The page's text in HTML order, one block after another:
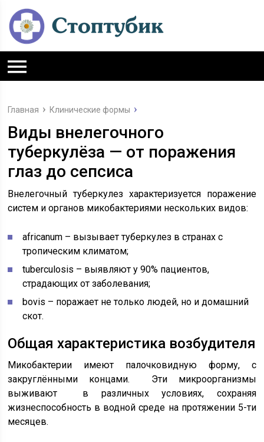
Главная Клинические формы
Виды внелегочного
туберкулёза — от поражения
глаз до сепсиса
Внелегочный туберкулез характеризуется поражение
систем и органов микобактериями нескольких видов:
africanum – вызывает туберкулез в странах с
тропическим климатом;
tuberculosis – выявляют у 90% пациентов,
страдающих от заболевания;
bovis – поражает не только людей, но и домашний
скот.
Общая характеристика возбудителя
Микобактерии имеют палочковидную форму, с
закруглёнными концами. Эти микроорганизмы
выживают в различных условиях, сохраняя
жизнеспособность в водной среде на протяжении 5-ти
месяцев.